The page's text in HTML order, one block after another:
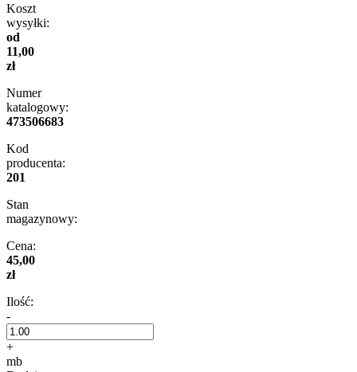
Koszt
wysyłki:
od
11,00
zł
Numer
katalogowy:
473506683
Kod
producenta:
201
Stan
magazynowy:
Cena:
45,00
zł
Ilość:
-
+
mb